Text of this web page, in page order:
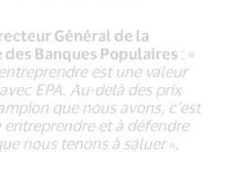
Général de la
Banques Populaires : «
est une valeur
EPA. Au-delà des prix
que nous avons, c’est
et à défendre
nous tenons à saluer».